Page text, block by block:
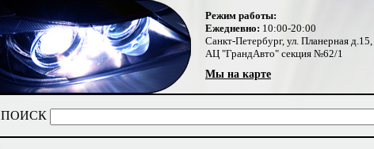
Режим работы:
Ежедневно: 10:00-20:00
Санкт-Петербург, ул. Планерная д.15,
АЦ "ГрандАвто" секция №62/1
Мы на карте
ПОИСК